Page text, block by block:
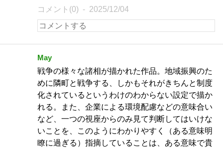
コメント(0) 2025/12/04
May
戦争の様々な諸相が描かれた作品。地域振興のた
めに隣町と戦争する、しかもそれがきちんと制度
化されているというわけのわからない設定で描か
れる。また、企業による環境配慮などの意味合い
など、一つの視座からのみ見て判断してはいけな
いことを、このようにわかりやすく（ある意味明
瞭に過ぎる）指摘していることは、ある意味で貴